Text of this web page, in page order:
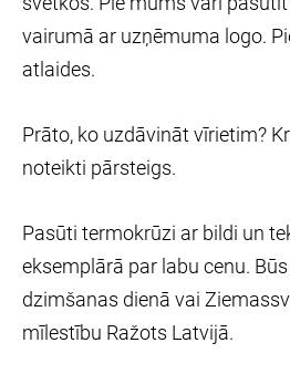
vairumā ar uzņēmuma logo.
atlaides.
Prāto, ko uzdāvināt vīrietim?
noteikti pārsteigs.
Pasūti termokrūzi ar bildi un
eksemplārā par labu cenu.
dzimšanas dienā vai
mīlestību Ražots Latvijā.